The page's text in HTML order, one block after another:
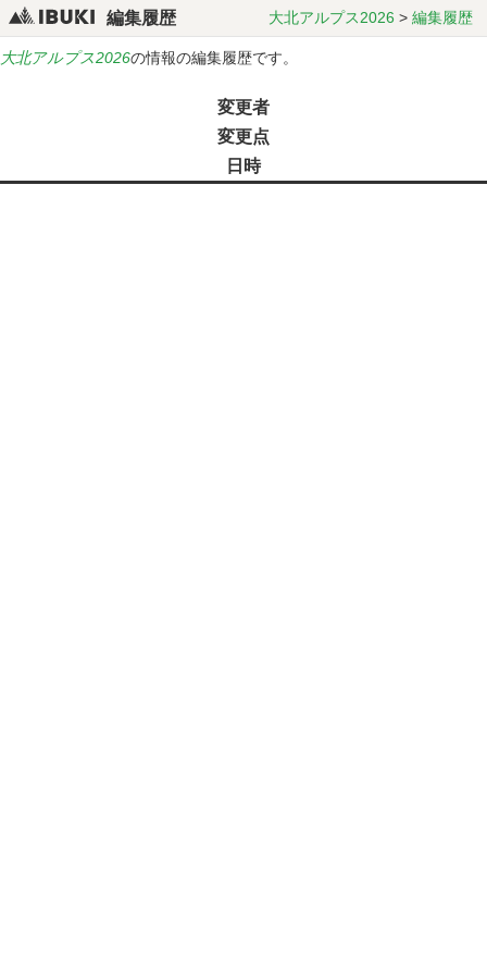
編集履歴 大北アルプス2026 >編集履歴
大北アルプス2026の情報の編集履歴です。
変更者
変更点
日時